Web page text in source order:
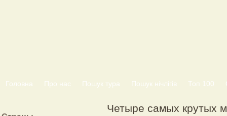
Головна Про нас Пошук тура Пошук нічлігів Топ 100
Четыре самых крутых